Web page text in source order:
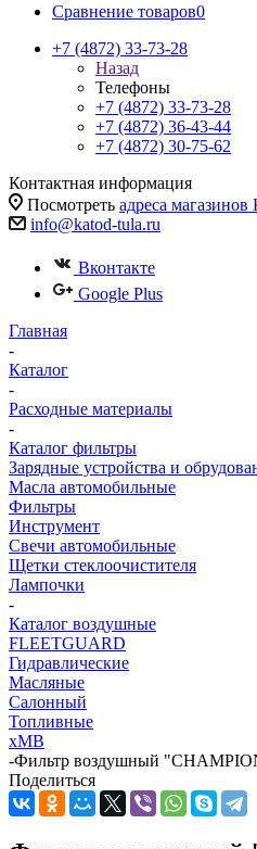
Сравнение товаров0
+7 (4872) 33-73-28
Назад
Телефоны
+7 (4872) 33-73-28
+7 (4872) 36-43-44
+7 (4872) 30-75-62
Контактная информация
Посмотреть адреса магазинов
info@katod-tula.ru
Вконтакте
Google Plus
Главная
-
Каталог
-
Расходные материалы
-
Каталог фильтры
Зарядные устройства и
Масла автомобильные
Фильтры
Инструмент
Свечи автомобильные
Щетки стеклоочистителя
Лампочки
-
Каталог воздушные
FLEETGUARD
Гидравлические
Масляные
Салонный
Топливные
хMB
-Фильтр воздушный
Поделиться